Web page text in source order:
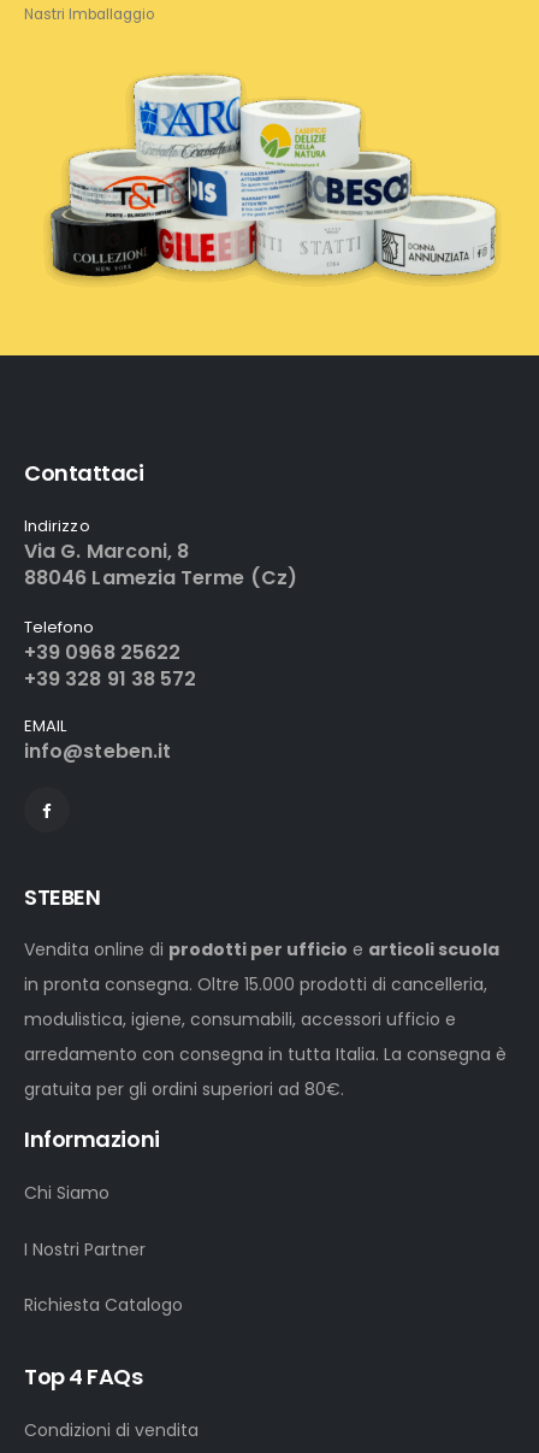
Nastri Imballaggio
Contattaci
Indirizzo
Via G. Marconi, 8
88046 Lamezia Terme (Cz)
Telefono
+39 0968 25622
+39 328 91 38 572
EMAIL
info@steben.it
STEBEN
Vendita online di prodotti per ufficio e articoli scuola
in pronta consegna. Oltre 15.000 prodotti di cancelleria,
modulistica, igiene, consumabili, accessori ufficio e
arredamento con consegna in tutta Italia. La consegna è
gratuita per gli ordini superiori ad 80€.
Informazioni
Chi Siamo
I Nostri Partner
Richiesta Catalogo
Top 4 FAQs
Condizioni di vendita